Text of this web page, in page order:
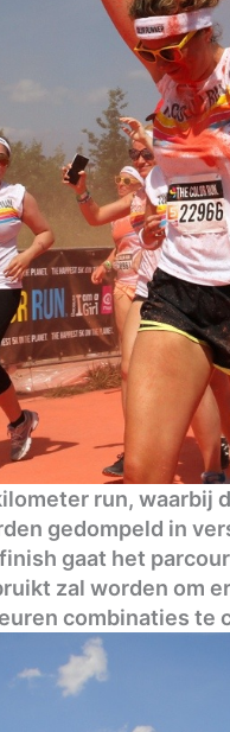
run, waarbij
gedompeld in
gaat het
zal worden om
combinaties te